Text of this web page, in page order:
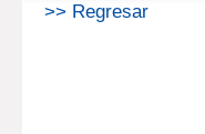
>> Regresar